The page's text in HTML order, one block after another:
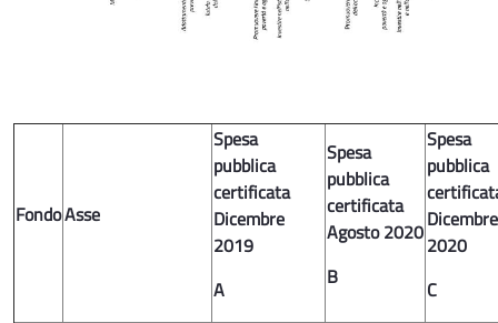
FondoAsse
Spesa
pubblica
certificata
Dicembre
2019
A
Spesa
pubblica
certificata
Agosto 2020
B
Spesa
pubblica
Dicembre
2020
C